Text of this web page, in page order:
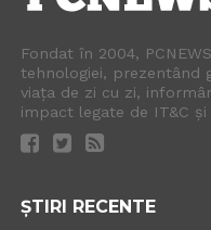
Fondat în 2004,
tehnologiei, prezentând
viața de zi cu zi,
impact legate de IT&C
ȘTIRI RECENTE